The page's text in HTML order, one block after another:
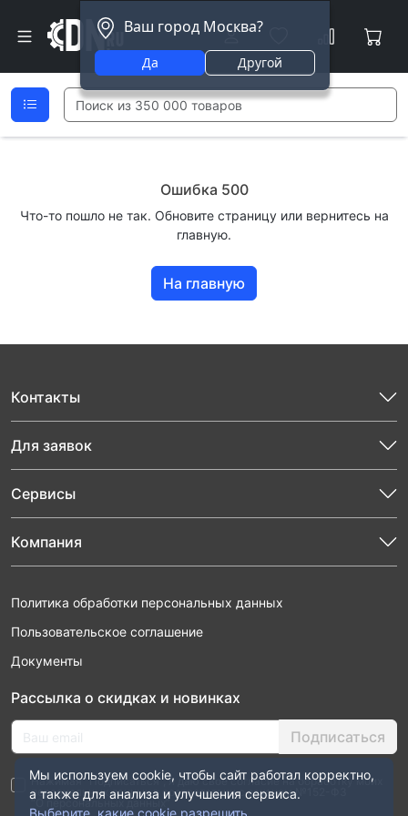
Ваш город Москва?
Да Другой
Ошибка 500
Что-то пошло не так. Обновите страницу или вернитесь на
главную.
На главную
Контакты
Для заявок
Сервисы
Компания
Политика обработки персональных данных
Пользовательское соглашение
Документы
Рассылка о скидках и новинках
Подписаться
Нажимая “Подписаться”, я даю свое согласие на обработку моих
персональных данных в соответствии с законом №152-ФЗ
“О персональных данных”
Мы используем cookie, чтобы сайт работал корректно,
а также для анализа и улучшения сервиса.
Выберите, какие cookie разрешить